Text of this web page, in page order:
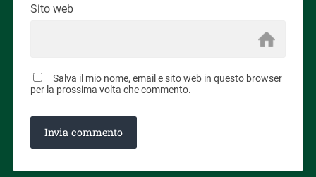
Sito web
Salva il mio nome, email e sito web in questo browser
per la prossima volta che commento.